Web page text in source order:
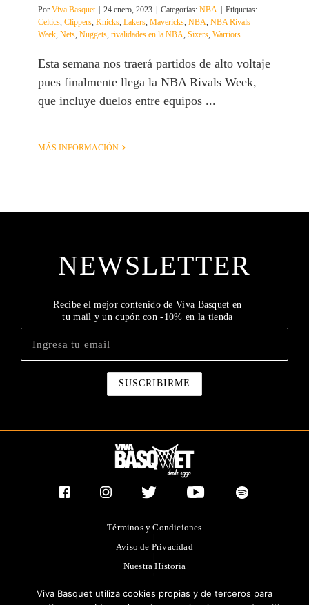
Por Viva Basquet | 24 enero, 2023 | Categorías: NBA | Etiquetas:
Celtics Clippers Knicks Lakers Mavericks NBA NBA Rivals
Week Nets Nuggets rivalidades en la NBA Sixers Warriors
Esta semana nos traerá partidos de alto voltaje
pues finalmente llega la NBA Rivals Week,
que incluye duelos entre equipos ...
MÁS INFORMACIÓN
NEWSLETTER
Recibe el mejor contenido de Viva Basquet en
tu mail y un cupón con -10% en la tienda
Términos y Condiciones
|
Aviso de Privacidad
|
Nuestra Historia
|
|
Viva Basquet utiliza cookies propias y de terceros para